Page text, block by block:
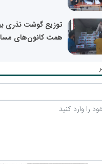
توزیع گوشت نذری
همت کانون‌های